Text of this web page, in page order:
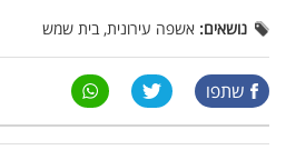
נושאים: אשפה עירונית, בית שמש
שתפו